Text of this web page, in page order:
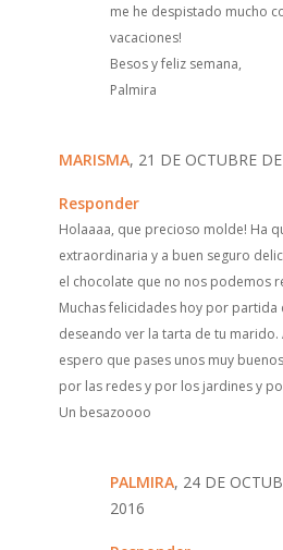
me he despistado mucho
vacaciones!
Besos y feliz semana,
Palmira
MARISMA, 21 DE OCTUBRE
Responder
Holaaaa, que precioso molde! Ha
extraordinaria y a buen seguro
el chocolate que no nos podemos
Muchas felicidades hoy por partida
deseando ver la tarta de tu
espero que pases unos muy
por las redes y por los jardines y
Un besazoooo
PALMIRA, 24 DE
2016